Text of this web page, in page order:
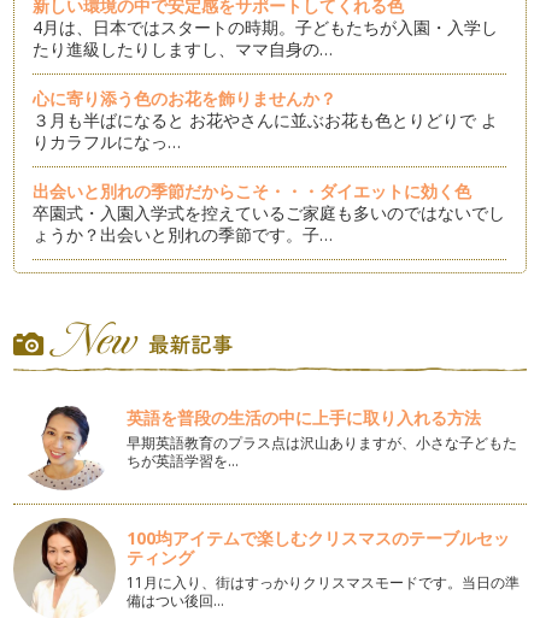
新しい環境の中で安定感をサポートしてくれる色
4月は、日本ではスタートの時期。子どもたちが入園・入学し
たり進級したりしますし、ママ自身の…
心に寄り添う色のお花を飾りませんか？
３月も半ばになると お花やさんに並ぶお花も色とりどりで よ
りカラフルになっ…
出会いと別れの季節だからこそ・・・ダイエットに効く色
卒園式・入園入学式を控えているご家庭も多いのではないでし
ょうか？出会いと別れの季節です。子…
物ですから大人だって子どもだって誰…
バレンタインのチョコ♡ラッピングのカラー効果
出ていますね。 …
新しい一年のスタートを「白」のチカラで
2015年がスタートしましたね！本年もどうぞよろしくお願い
いたします。 新しい年に…
今年を「色」で表すと？
2014年最後の記事ですね。 年末になるとニュースなどで
「今…
英語を普段の生活の中に上手に取り入れる方法
早期英語教育のプラス点は沢山ありますが、小さな子どもた
ちが英語学習を…
100均アイテムで楽しむクリスマスのテーブルセッ
ティング
11月に入り、街はすっかりクリスマスモードです。当日の準
備はつい後回…